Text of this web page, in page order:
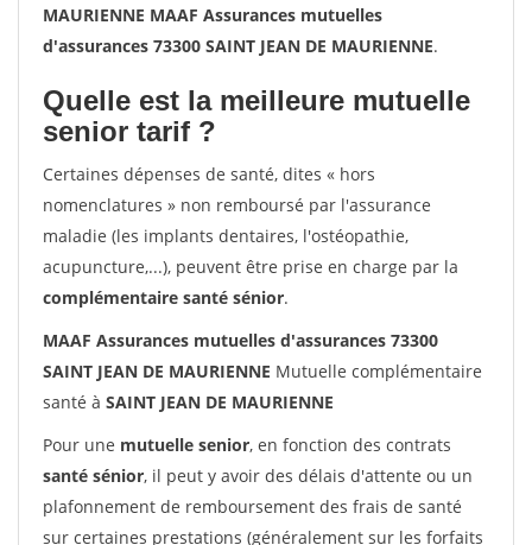
MAURIENNE MAAF Assurances mutuelles
d'assurances 73300 SAINT JEAN DE MAURIENNE.
Quelle est la meilleure mutuelle
senior tarif ?
Certaines dépenses de santé, dites « hors
nomenclatures » non remboursé par l'assurance
maladie (les implants dentaires, l'ostéopathie,
acupuncture,...), peuvent être prise en charge par la
complémentaire santé sénior.
MAAF Assurances mutuelles d'assurances 73300
SAINT JEAN DE MAURIENNE Mutuelle complémentaire
santé à SAINT JEAN DE MAURIENNE
Pour une mutuelle senior, en fonction des contrats
santé sénior, il peut y avoir des délais d'attente ou un
plafonnement de remboursement des frais de santé
sur certaines prestations (généralement sur les forfaits